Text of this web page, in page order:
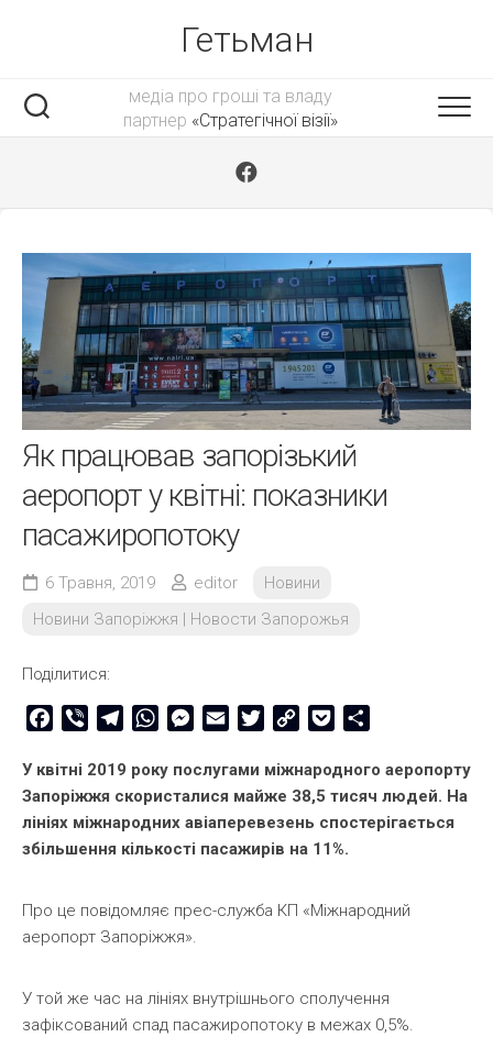
Гетьман
медіа про гроші та владу
партнер «Стратегічної візії»
Як працював запорізький
аеропорт у квітні: показники
пасажиропотоку
6 Травня, 2019 editor
Новини
Новини Запоріжжя | Новости Запорожья
Поділитися:
Facebook
Viber TelegramWhatsAppMessenger
Email TwitterCopy
Pocket
У квітні 2019 року послугами міжнародного аеропорту
Запоріжжя скористалися майже 38,5 тисяч людей. На
лініях міжнародних авіаперевезень спостерігається
збільшення кількості пасажирів на 11%.
Про це повідомляє прес-служба КП «Міжнародний
аеропорт Запоріжжя».
У той же час на лініях внутрішнього сполучення
зафіксований спад пасажиропотоку в межах 0,5%.